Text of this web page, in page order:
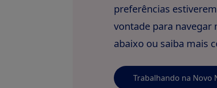
preferências
vontade para navegar
abaixo ou saiba mais
Trabalhando na Novo